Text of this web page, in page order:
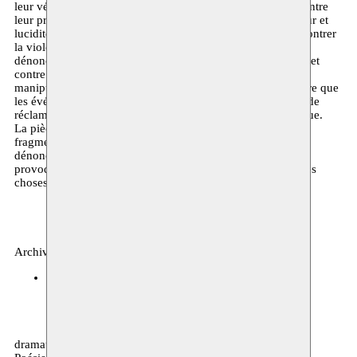
leur vécu tragique et frustrant, décident de porter plainte contre
leur propre ville, ils la critiquent, la culpabilisent avec amour et
lucidité et se dressent comme des remparts humains pour contrer
la violence et la monstruosité qui la menacent. Cet acte de
dénonciation les incitera à devenir tout au long de la pièce, et
contre leur volonté, l’instrument du pouvoir et de la
manipulation. Le chaos et la peur s’installent au fur à mesure que
les événements de la pièce avancent et se tissent et le droit de
réclamer et de dénoncer devient un piège périlleux sans issue.
La pièce est un huis clos avec des scènes morcelées et
fragmentées qui oscillent entre l’intime et le public et qui
dénoncent l’aliénation et l’uniformité sociale mais tout en
provoquant un besoin vital de vouloir à tout prix changer les
choses autour de soi.
Archives, théâtre
dramaturgie / mise en scène: Asmaa Houri